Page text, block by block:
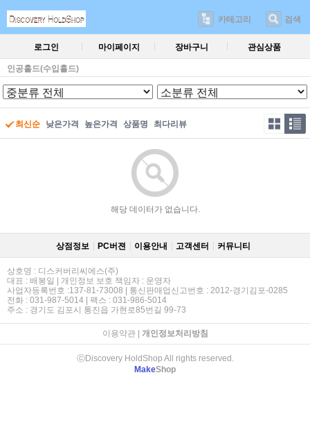
카테고리 검색
로그인 마이페이지 장바구니 관심상품
인공홀드(수입홀드)
최신순 낮은가격 높은가격 상품명 최다리뷰
해당 데이터가 없습니다.
상점정보 PC버젼 이용안내 고객센터 커뮤니티
상호명 : 디스커버리씨에스(주)
대표 : 배봉일 | 개인정보 보호 책임자 : 운영자
사업자등록번호 :137-81-73008 | 통신판매업신고번호 : 2012-경기김포-0285
전화 : 031-987-5014 | 팩스 : 031-986-5014
주소 : 경기도 김포시 통진읍 가현로85번길 99-73
이용약관| 개인정보처리방침
ⓒDiscovery HoldShop All rights reserved.
MakeShop